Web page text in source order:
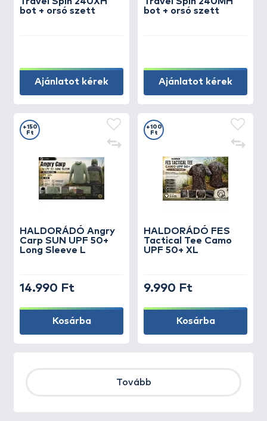
bot + orsó szett
Ajánlatot kérek
bot + orsó szett
Ajánlatot kérek
HALDORÁDÓ Angry
Carp SUN UPF 50+
Long Sleeve L
+150
Ft
14.990 Ft
Kosárba
HALDORÁDÓ FES
Tactical Tee Camo
UPF 50+ XL
+100
Ft
9.990 Ft
Kosárba
Tovább